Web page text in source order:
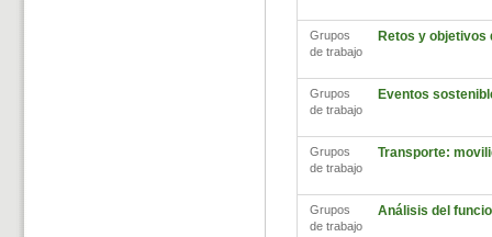
Grupos
de trabajo
Retos y objetivos
Grupos
de trabajo
Eventos
Grupos
de trabajo
Transporte:
Grupos
de trabajo
Análisis del